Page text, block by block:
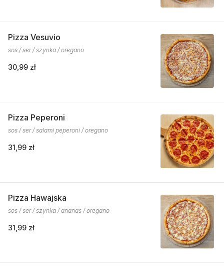
Pizza Vesuvio
sos / ser / szynka / oregano
30,99 zł
Pizza Peperoni
sos / ser / salami peperoni / oregano
31,99 zł
Pizza Hawajska
sos / ser / szynka / ananas / oregano
31,99 zł